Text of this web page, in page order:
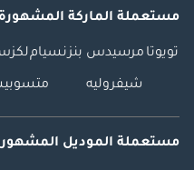
مستعملة الماركة المشهورة
تويوتا مرسيدس بنزنسيام
شيفروليه
مستعملة الموديل